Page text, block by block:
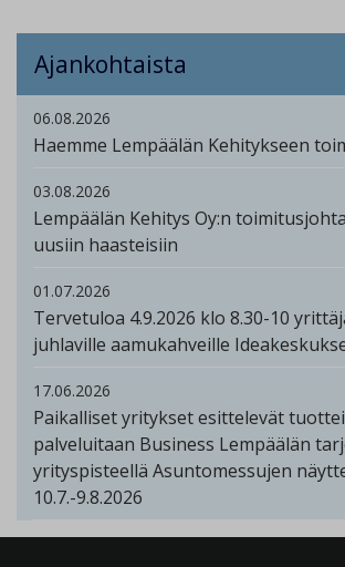
Ajankohtaista
06.08.2026
Haemme Lempäälän Kehitykseen
03.08.2026
Lempäälän Kehitys Oy:n
uusiin haasteisiin
01.07.2026
Tervetuloa 4.9.2026 klo 8.30-10
juhlaville aamukahveille
17.06.2026
Paikalliset yritykset esittelevät
palveluitaan Business Lempäälän
yrityspisteellä Asuntomessujen
10.7.-9.8.2026